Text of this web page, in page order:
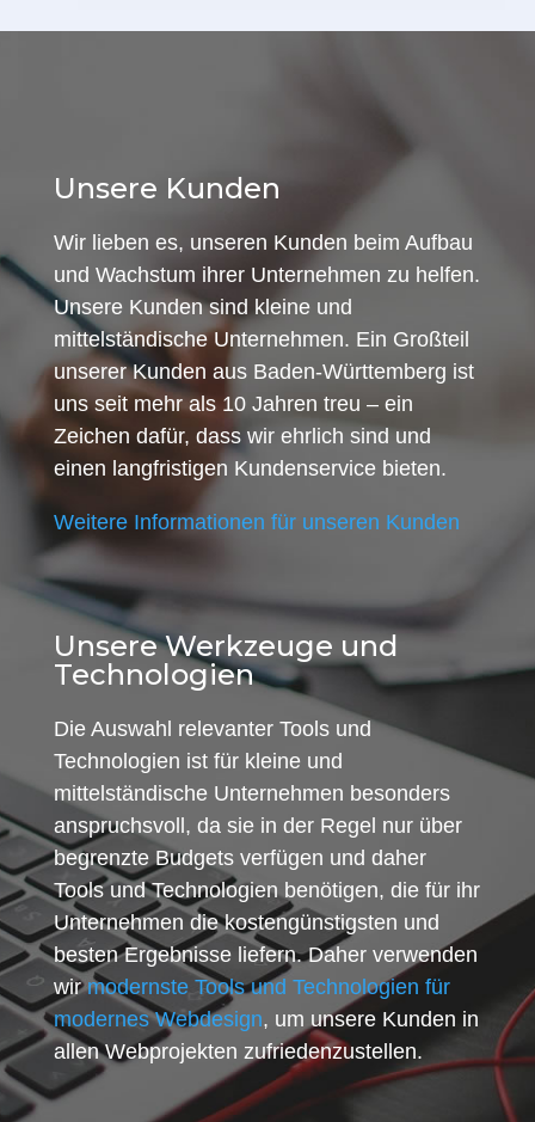
Unsere Kunden
Wir lieben es, unseren Kunden beim Aufbau
und Wachstum ihrer Unternehmen zu helfen.
Unsere Kunden sind kleine und
mittelständische Unternehmen. Ein Großteil
unserer Kunden aus Baden-Württemberg ist
uns seit mehr als 10 Jahren treu – ein
Zeichen dafür, dass wir ehrlich sind und
einen langfristigen Kundenservice bieten.
Weitere Informationen für unseren Kunden
Unsere Werkzeuge und
Technologien
Die Auswahl relevanter Tools und
Technologien ist für kleine und
mittelständische Unternehmen besonders
anspruchsvoll, da sie in der Regel nur über
begrenzte Budgets verfügen und daher
Tools und Technologien benötigen, die für ihr
Unternehmen die kostengünstigsten und
besten Ergebnisse liefern. Daher verwenden
wirmodernste Tools und Technologien für
modernes Webdesign, um unsere Kunden in
allen Webprojekten zufriedenzustellen.